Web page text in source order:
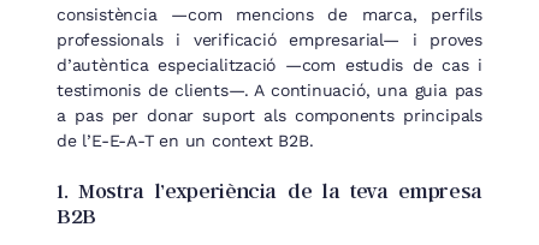
consistència —com mencions de marca, perfils
professionals i verificació empresarial— i proves
d’autèntica especialització —com estudis de cas i
testimonis de clients—. A continuació, una guia pas
a pas per donar suport als components principals
de l’E-E-A-T en un context B2B.
1. Mostra l’experiència de la teva empresa
B2B